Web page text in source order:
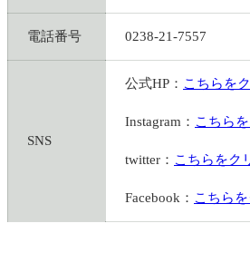
電話番号 0238-21-7557
SNS
公式HP： こちらを
Instagram： こちら
twitter： こちらをク
Facebook： こちら